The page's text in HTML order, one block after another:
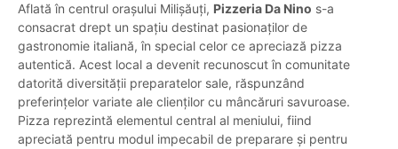
Aflată în centrul orașului Milișăuți, Pizzeria Da Nino s-a
consacrat drept un spațiu destinat pasionaților de
gastronomie italiană, în special celor ce apreciază pizza
autentică. Acest local a devenit recunoscut în comunitate
datorită diversității preparatelor sale, răspunzând
preferințelor variate ale clienților cu mâncăruri savuroase.
Pizza reprezintă elementul central al meniului, fiind
apreciată pentru modul impecabil de preparare și pentru